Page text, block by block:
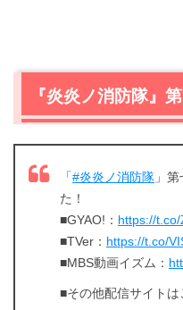
『炎炎ノ消防隊』
「 #炎炎ノ消防隊 」
た！
■GYAO!： https://
■TVer： https://t.co/
■MBS動画イズム：
■その他配信サイトは